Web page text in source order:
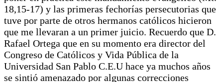
18,15-17) y las primeras fechorías persecutorias que
tuve por parte de otros hermanos católicos hicieron
que me llevaran a un primer juicio. Recuerdo que D.
Rafael Ortega que en su momento era director del
Congreso de Católicos y Vida Pública de la
Universidad San Pablo C.E.U hace ya muchos años
se sintió amenazado por algunas correcciones